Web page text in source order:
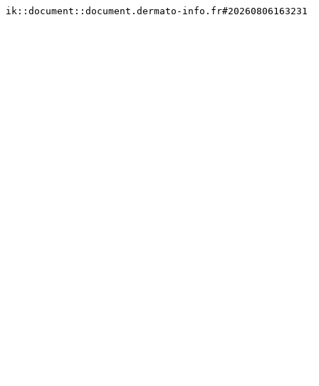
ik::document::document.dermato-info.fr#20260806163231